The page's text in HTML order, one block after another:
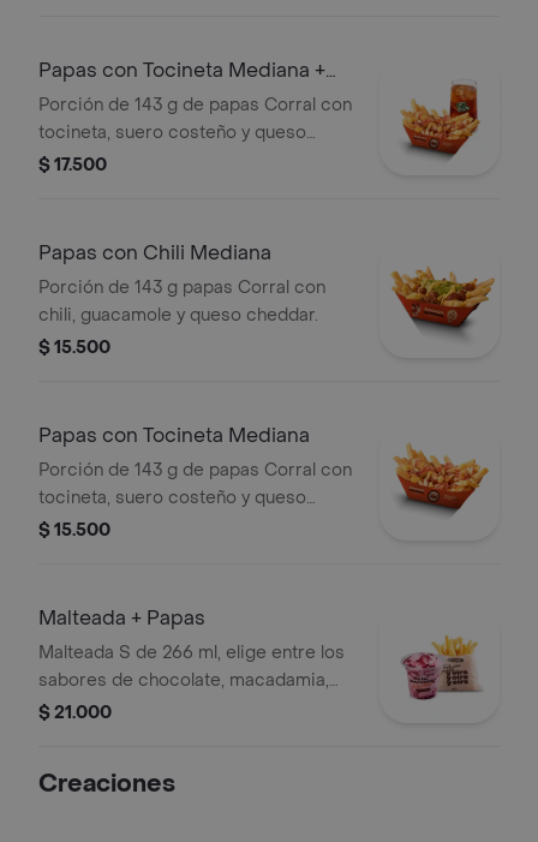
Papas con Tocineta Mediana +
bebida
Porción de 143 g de papas Corral con
tocineta, suero costeño y queso
cheddar + bebida
$ 17.500
Papas con Chili Mediana
Porción de 143 g papas Corral con
chili, guacamole y queso cheddar.
$ 15.500
Papas con Tocineta Mediana
Porción de 143 g de papas Corral con
tocineta, suero costeño y queso
cheddar.
$ 15.500
Malteada + Papas
Malteada S de 266 ml, elige entre los
sabores de chocolate, macadamia,
frutos del bosque, vainilla o Café +
tiempo de entrega.
$ 21.000
Creaciones